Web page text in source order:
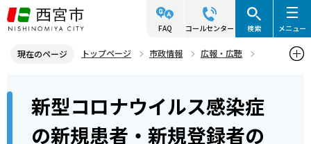
こ
の
ジ
FAQ コールセンター 検索 メニュー
現在のページ トップページ 市政情報
広報・広聴
新型コロナウイルス感染症の新規患者・新規登録者の発生状況につい
て（2022年12月18日発表分）
新型コロナウイルス感染症
の新規患者・新規登録者の